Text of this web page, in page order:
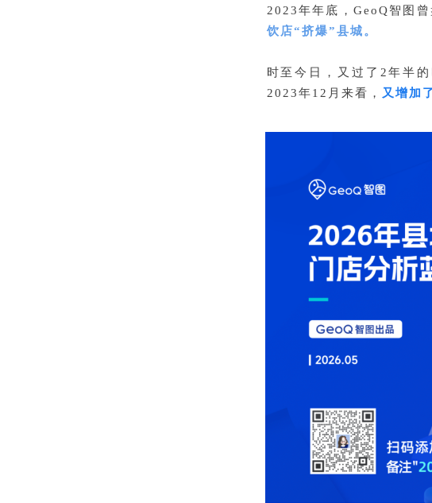
2023年年底，GeoQ智图
饮店“挤爆”县城。
时至今日，又过了2年半的
2023年12月来看， 又增加